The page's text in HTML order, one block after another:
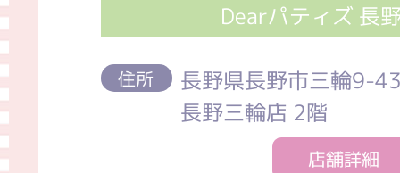
Dearパティズ 長
住所
長野県長野市三輪9-
長野三輪店 2階
店舗詳細